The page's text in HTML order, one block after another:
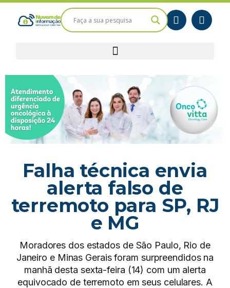
Falha técnica envia
alerta falso de
terremoto para SP, RJ
e MG
Moradores dos estados de São Paulo, Rio de
Janeiro e Minas Gerais foram surpreendidos na
manhã desta sexta-feira (14) com um alerta
equivocado de terremoto em seus celulares. A